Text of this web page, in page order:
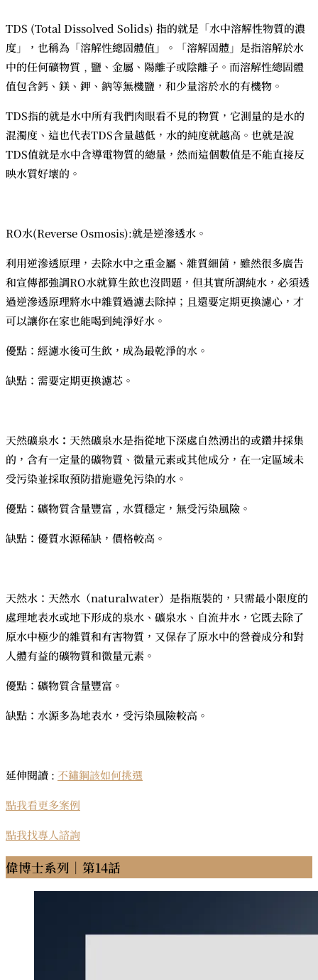
TDS (Total Dissolved Solids) 指的就是「水中溶解性物質的濃
度」，也稱為「溶解性總固體值」。「溶解固體」是指溶解於水
中的任何礦物質﹐鹽、金屬、陽離子或陰離子。而溶解性總固體
值包含鈣、鎂、鉀、鈉等無機鹽，和少量溶於水的有機物。
TDS指的就是水中所有我們肉眼看不見的物質，它測量的是水的
混濁度、這也代表TDS含量越低，水的純度就越高。也就是說
TDS值就是水中含導電物質的總量，然而這個數值是不能直接反
映水質好壞的。
RO水(Reverse Osmosis):就是逆滲透水。
利用逆滲透原理，去除水中之重金屬、雜質細菌，雖然很多廣告
和宣傳都強調RO水就算生飲也沒問題，但其實所謂純水，必須透
過逆滲透原理將水中雜質過濾去除掉；且還要定期更換濾心，才
可以讓你在家也能喝到純淨好水。
優點：經濾水後可生飲，成為最乾淨的水。
缺點：需要定期更換濾芯。
天然礦泉水 ： 天然礦泉水是指從地下深處自然湧出的或鑽井採集
的，含有一定量的礦物質、微量元素或其他成分，在一定區域未
受污染並採取預防措施避免污染的水。
優點：礦物質含量豐富﹐水質穩定，無受污染風險。
缺點：優質水源稀缺，價格較高。
天然水：天然水（naturalwater）是指瓶裝的，只需最小限度的
處理地表水或地下形成的泉水、礦泉水、自流井水，它既去除了
原水中極少的雜質和有害物質，又保存了原水中的營養成分和對
人體有益的礦物質和微量元素。
優點：礦物質含量豐富。
缺點：水源多為地表水，受污染風險較高。
延伸閱讀 : 不鏽鋼該如何挑選
點我看更多案例
點我找專人諮詢
偉博士系列｜第14話